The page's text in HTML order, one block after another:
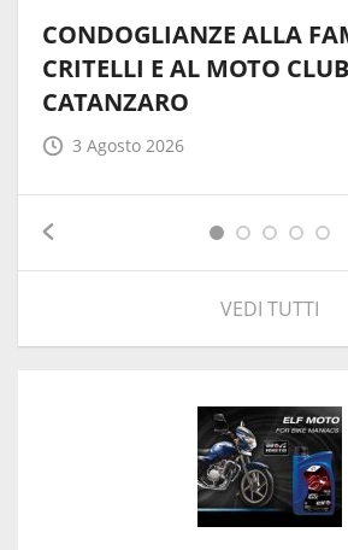
CONDOGLIANZE ALLA
CRITELLI E AL MOTO
CATANZARO
3 Agosto 2026
VEDI TUTTI